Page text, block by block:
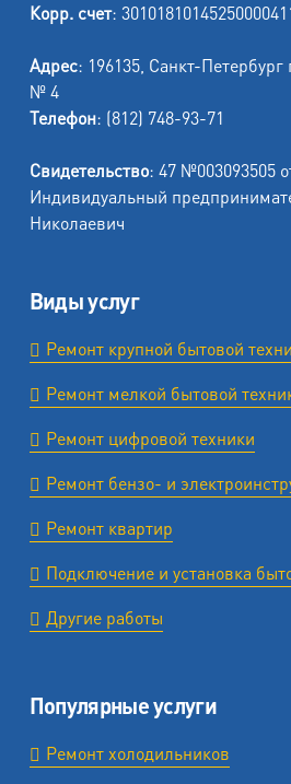
Корр. счет:
Адрес: 196135, Санкт-Петербург
№ 4
Телефон: (812) 748-93-71
Свидетельство: 47 №003093505
Индивидуальный
Николаевич
Виды услуг
Ремонт крупной бытовой
Ремонт мелкой бытовой
Ремонт цифровой техники
Ремонт бензо- и
Ремонт квартир
Подключение и установка
Другие работы
Популярные услуги
Ремонт холодильников